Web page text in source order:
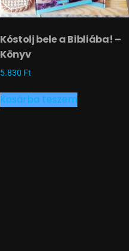
Kóstolj bele a Bibliába! –
Könyv
5.830 Ft
Kosárba teszem